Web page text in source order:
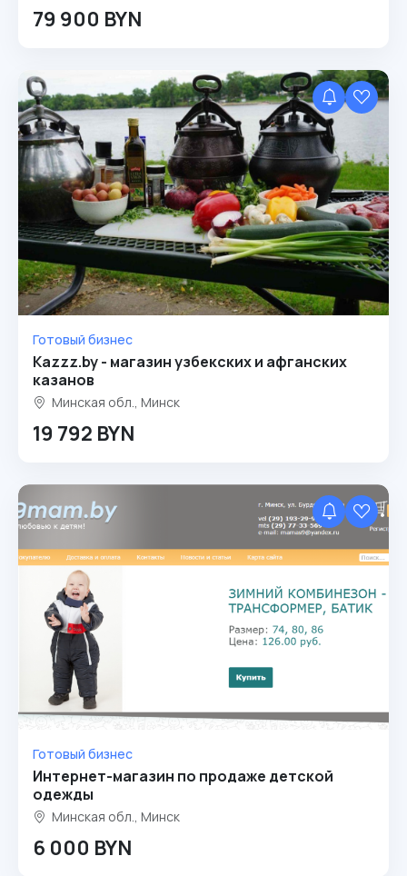
79 900 BYN
Готовый бизнес
Kazzz.by - магазин узбекских и афганских
казанов
Минская обл., Минск
19 792 BYN
Готовый бизнес
Интернет-магазин по продаже детской
одежды
Минская обл., Минск
6 000 BYN